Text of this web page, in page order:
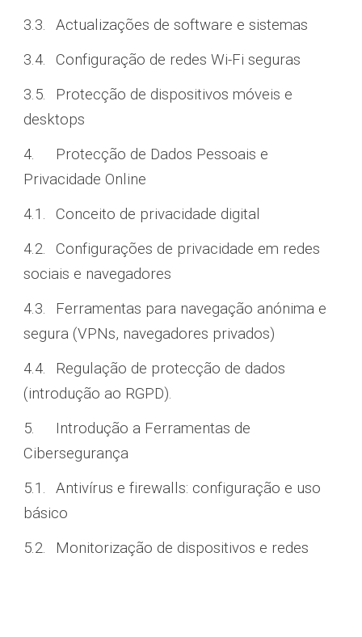
3.3.
Actualizações de software e sistemas
3.4.
Configuração de redes Wi-Fi seguras
3.5.
Protecção de dispositivos móveis e
desktops
4.
Protecção de Dados Pessoais e
Privacidade Online
4.1.
Conceito de privacidade digital
4.2.
Configurações de privacidade em redes
sociais e navegadores
4.3.
Ferramentas para navegação anónima e
segura (VPNs, navegadores privados)
4.4.
Regulação de protecção de dados
(introdução ao RGPD).
5.
Introdução a Ferramentas de
Cibersegurança
5.1.
Antivírus e firewalls: configuração e uso
básico
5.2.
Monitorização de dispositivos e redes